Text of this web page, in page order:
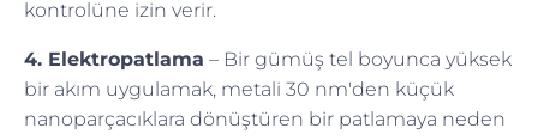
kontrolüne izin verir.
4. Elektropatlama – Bir gümüş tel boyunca yüksek
bir akım uygulamak, metali 30 nm'den küçük
nanoparçacıklara dönüştüren bir patlamaya neden